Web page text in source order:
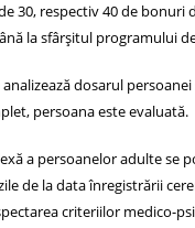
30, respectiv 40 de bonuri
la sfârşitul programului
analizează dosarul
persoana este evaluată.
a persoanelor adulte se
de la data înregistrării
criteriilor medico-